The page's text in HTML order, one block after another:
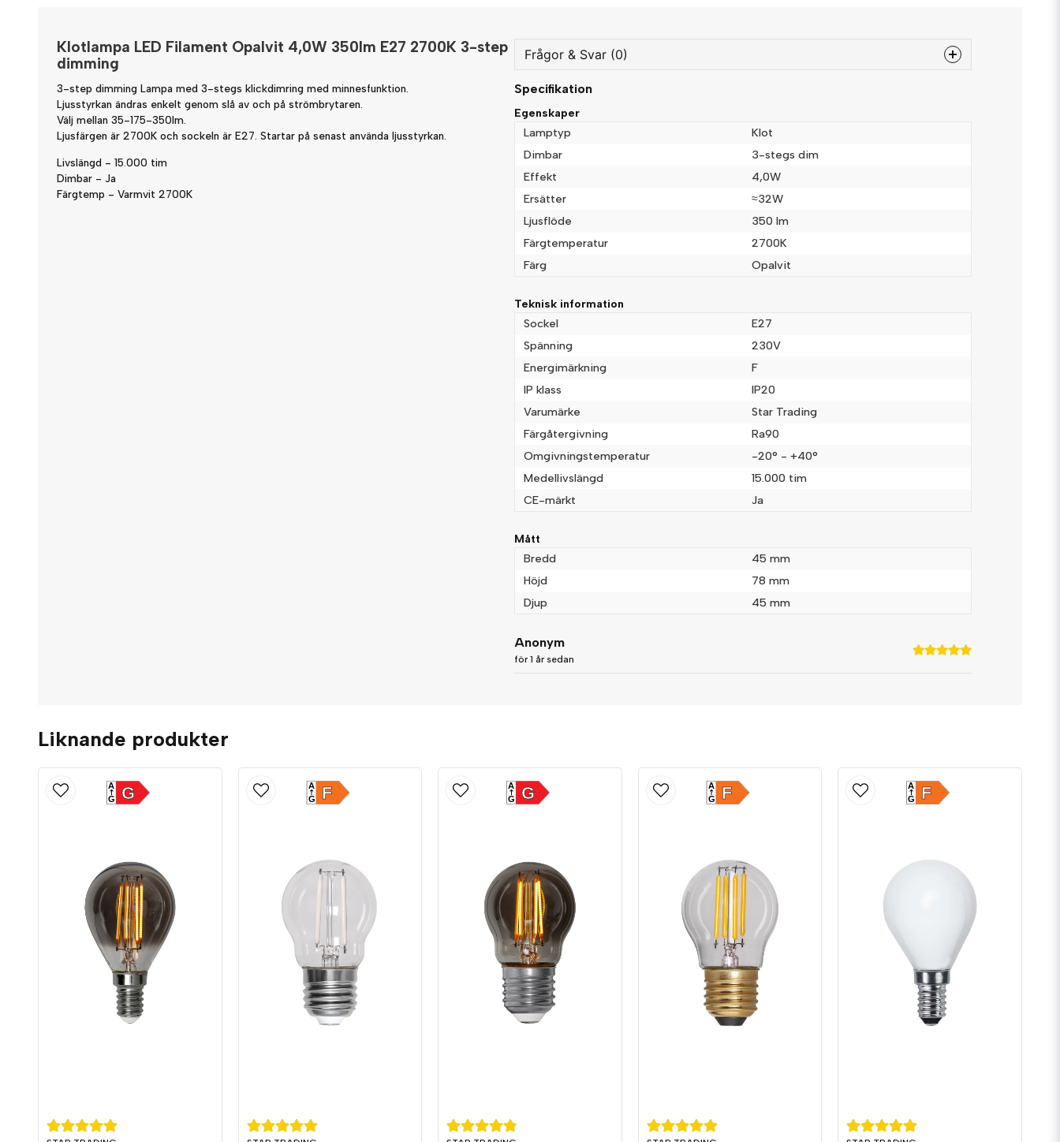
Klotlampa LED Filament Opalvit 4,0W 350lm E27 2700K 3-step
dimming
3-step dimming Lampa med 3-stegs klickdimring med minnesfunktion.
Ljusstyrkan ändras enkelt genom slå av och på strömbrytaren.
Välj mellan 35-175-350lm.
Ljusfärgen är 2700K och sockeln är E27. Startar på senast använda ljusstyrkan.
Livslängd - 15.000 tim
Dimbar - Ja
Färgtemp - Varmvit 2700K
Frågor & Svar (0)
question
nameNamn email
Mejladress
Specifikation
Egenskaper
Lamptyp
Klot
Dimbar
3-stegs dim
Effekt
4,0W
Ersätter
≈32W
Ljusflöde
350 lm
Färgtemperatur
2700K
Färg
Opalvit
Teknisk information
Sockel
E27
Spänning
230V
Energimärkning
F
IP klass
IP20
Varumärke
Star Trading
Färgåtergivning
Ra90
Omgivningstemperatur
-20° - +40°
Medellivslängd
15.000 tim
CE-märkt
Ja
Mått
Bredd
45 mm
Höjd
78 mm
Djup
45 mm
Anonym
för 1 år sedan
Liknande produkter
G
A
G F
A
G G
A
G F
A
G F
A
G